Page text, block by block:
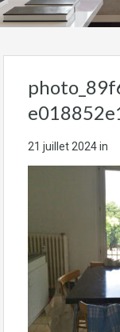
21 juillet 2024in